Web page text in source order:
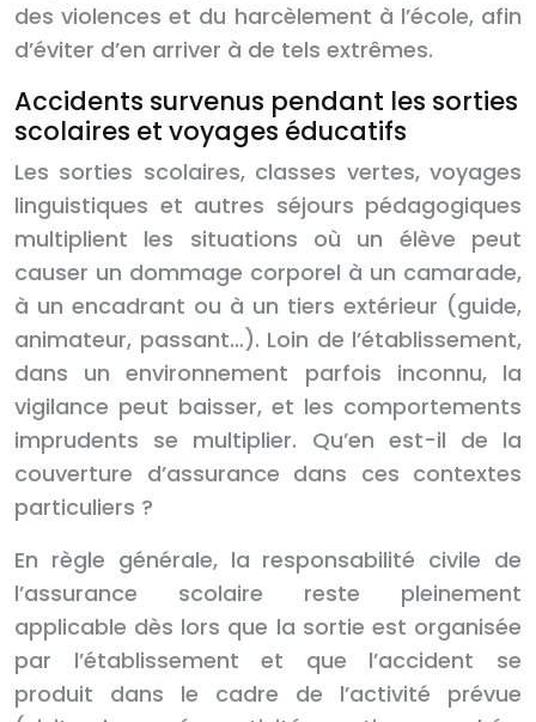
des violences et du harcèlement à l’école, afin
d’éviter d’en arriver à de tels extrêmes.
Accidents survenus pendant les sorties
scolaires et voyages éducatifs
Les sorties scolaires, classes vertes, voyages
linguistiques et autres séjours pédagogiques
multiplient les situations où un élève peut
causer un dommage corporel à un camarade,
à un encadrant ou à un tiers extérieur (guide,
animateur, passant…). Loin de l’établissement,
dans un environnement parfois inconnu, la
vigilance peut baisser, et les comportements
imprudents se multiplier. Qu’en est-il de la
couverture d’assurance dans ces contextes
particuliers ?
En règle générale, la responsabilité civile de
l’assurance scolaire reste pleinement
applicable dès lors que la sortie est organisée
par l’établissement et que l’accident se
produit dans le cadre de l’activité prévue